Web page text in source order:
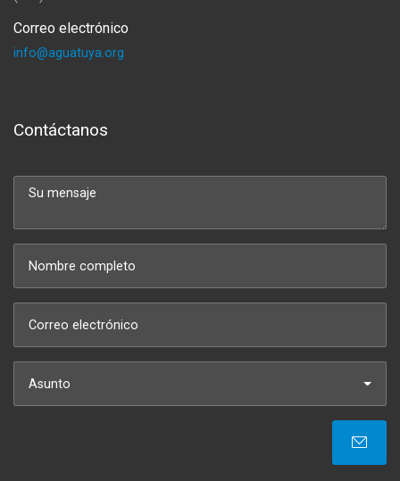
Correo electrónico
info@aguatuya.org
Contáctanos
Asunto